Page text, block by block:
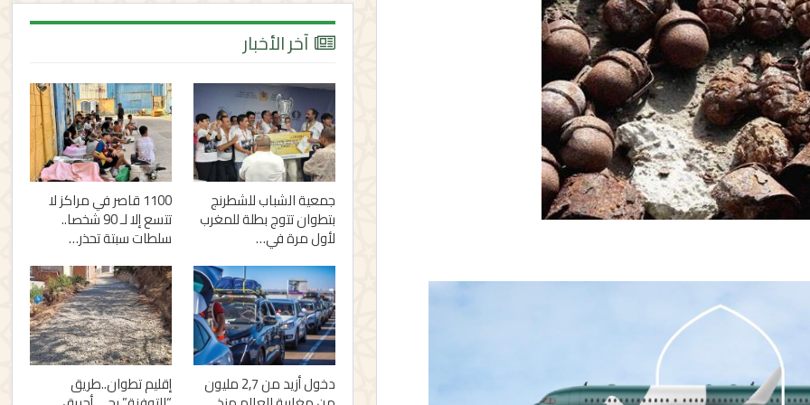
آخر الأخبار
جمعية الشباب للشطرنج
بتطوان تتوج بطلة للمغرب
لأول مرة في…
1100 قاصر في مراكز لا
تتسع إلا لـ 90 شخصا..
سلطات سبتة تحذر…
دخول أزيد من 2,7 مليون إقليم تطوان..طريق